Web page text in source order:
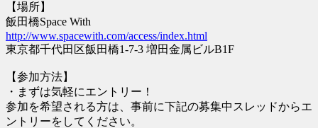
【場所】
飯田橋Space With
http://www.spacewith.com/access/index.html
東京都千代田区飯田橋1-7-3 増田金属ビルB1F
【参加方法】
・まずは気軽にエントリー！
参加を希望される方は、事前に下記の募集中スレッドからエ
ントリーをしてください。